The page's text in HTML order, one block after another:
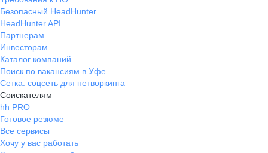
Безопасный HeadHunter
HeadHunter API
Партнерам
Инвесторам
Каталог компаний
Поиск по вакансиям в Уфе
Сетка: соцсеть для нетворкинга
Соискателям
hh PRO
Готовое резюме
Все сервисы
Хочу у вас работать